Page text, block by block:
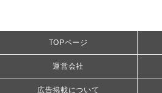
TOPページ
運営会社
広告掲載について